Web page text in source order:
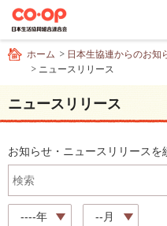
ジ
内
動
る
た
の
ホーム
日本生協連からのお知
ニュースリリース
ニュースリリース
お知らせ・ニュースリリースを
----年 --月